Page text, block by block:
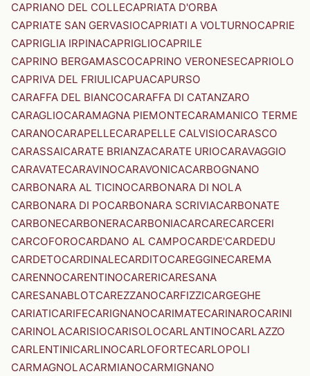
CAPRIANO DEL COLLECAPRIATA D'ORBA
CAPRIATE SAN GERVASIOCAPRIATI A VOLTURNOCAPRIE
CAPRIGLIA IRPINACAPRIGLIOCAPRILE
CAPRINO BERGAMASCOCAPRINO VERONESECAPRIOLO
CAPRIVA DEL FRIULICAPUACAPURSO
CARAFFA DEL BIANCOCARAFFA DI CATANZARO
CARAGLIOCARAMAGNA PIEMONTECARAMANICO TERME
CARANOCARAPELLECARAPELLE CALVISIOCARASCO
CARASSAICARATE BRIANZACARATE URIOCARAVAGGIO
CARAVATECARAVINOCARAVONICACARBOGNANO
CARBONARA AL TICINOCARBONARA DI NOLA
CARBONARA DI POCARBONARA SCRIVIACARBONATE
CARBONECARBONERACARBONIACARCARECARCERI
CARCOFOROCARDANO AL CAMPOCARDE'CARDEDU
CARDETOCARDINALECARDITOCAREGGINECAREMA
CARENNOCARENTINOCARERICARESANA
CARESANABLOTCAREZZANOCARFIZZICARGEGHE
CARIATICARIFECARIGNANOCARIMATECARINAROCARINI
CARINOLACARISIOCARISOLOCARLANTINOCARLAZZO
CARLENTINICARLINOCARLOFORTECARLOPOLI
CARMAGNOLACARMIANOCARMIGNANO